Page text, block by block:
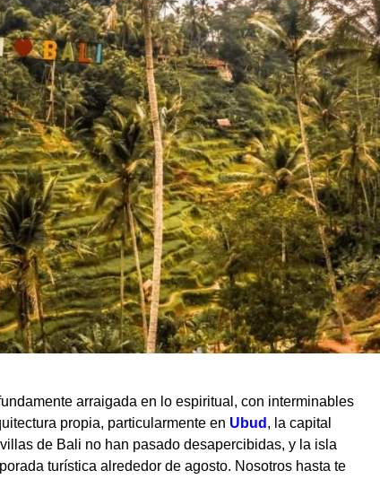
arraigada en lo espiritual, con interminables
propia, particularmente en Ubud , la capital
de Bali no han pasado desapercibidas, y la isla
turística alrededor de agosto. Nosotros hasta te